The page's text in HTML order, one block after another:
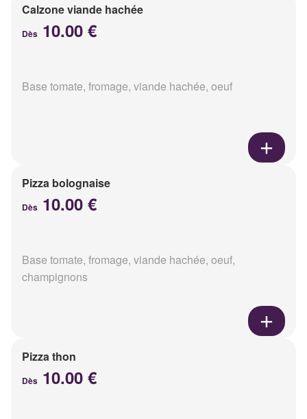
Calzone viande hachée
Dès 10.00 €
Base tomate, fromage, viande hachée, oeuf
Pizza bolognaise
Dès 10.00 €
Base tomate, fromage, viande hachée, oeuf,
champignons
Pizza thon
Dès 10.00 €